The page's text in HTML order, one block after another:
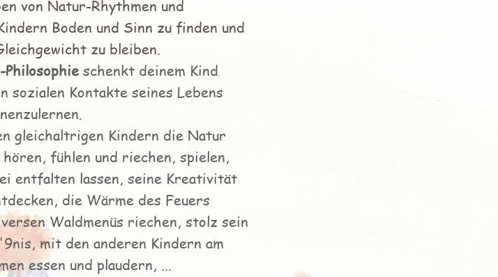
von Natur-Rhythmen und
Boden und Sinn zu finden und
zu bleiben.
schenkt deinem Kind
sozialen Kontakte seines Lebens
gleichaltrigen Kindern die Natur
hören, fühlen und riechen, spielen,
entfalten lassen, seine Kreativität
die Wärme des Feuers
Waldmenüs riechen, stolz sein
mit den anderen Kindern am
essen und plaudern, ...